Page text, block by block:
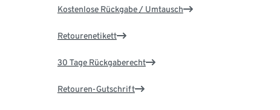
Kostenlose Rückgabe / Umtausch
Retourenetikett
30 Tage Rückgaberecht
Retouren-Gutschrift